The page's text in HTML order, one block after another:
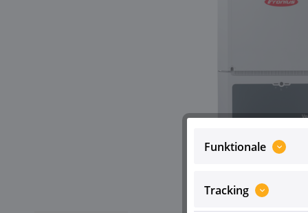
Funktionale
Tracking